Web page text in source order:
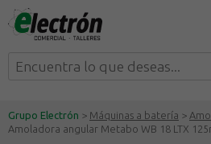
Grupo Electrón > Máquinas a batería >
Amoladora angular Metabo WB 18 LTX